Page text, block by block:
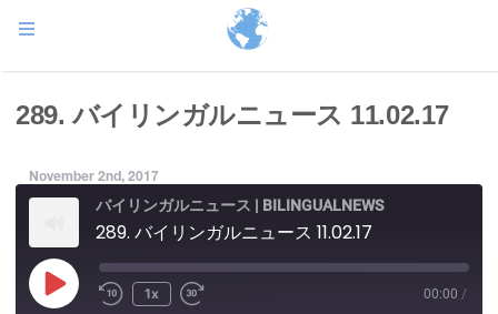
289. バイリンガルニュース 11.02.17
November 2nd, 2017
バイリンガルニュース | BILINGUALNEWS
289. バイリンガルニュース 11.02.17
Play
Episode
1x 00:00 /